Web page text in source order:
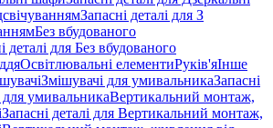
Запасні деталі для З
Без вбудованого
деталі для Без вбудованого
Освітлювальні елементиРуків'яІнше
Змішувачі для умивальникаЗапасні
для умивальникаВертикальний монтаж,
Запасні деталі для Вертикальний монтаж,